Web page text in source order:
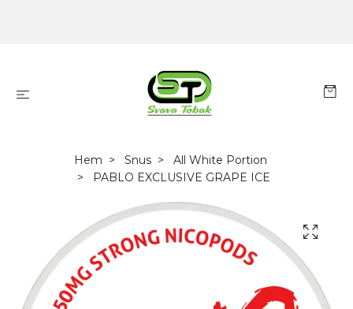
Hem Snus
All White Portion
PABLO EXCLUSIVE GRAPE ICE